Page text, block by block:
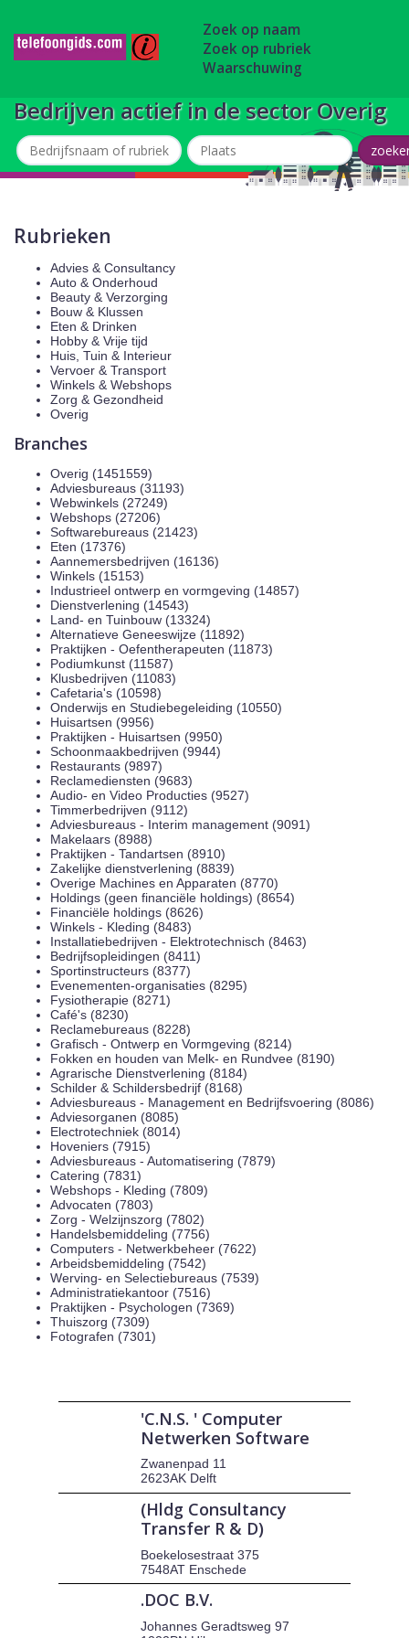
Zoek op naam
Zoek op rubriek
Waarschuwing
Bedrijven actief in de sector Overig
Rubrieken
Advies & Consultancy
Auto & Onderhoud
Beauty & Verzorging
Bouw & Klussen
Eten & Drinken
Hobby & Vrije tijd
Huis, Tuin & Interieur
Vervoer & Transport
Winkels & Webshops
Zorg & Gezondheid
Overig
Branches
Overig (1451559)
Adviesbureaus (31193)
Webwinkels (27249)
Webshops (27206)
Softwarebureaus (21423)
Eten (17376)
Aannemersbedrijven (16136)
Winkels (15153)
Industrieel ontwerp en vormgeving (14857)
Dienstverlening (14543)
Land- en Tuinbouw (13324)
Alternatieve Geneeswijze (11892)
Praktijken - Oefentherapeuten (11873)
Podiumkunst (11587)
Klusbedrijven (11083)
Cafetaria's (10598)
Onderwijs en Studiebegeleiding (10550)
Huisartsen (9956)
Praktijken - Huisartsen (9950)
Schoonmaakbedrijven (9944)
Restaurants (9897)
Reclamediensten (9683)
Audio- en Video Producties (9527)
Timmerbedrijven (9112)
Adviesbureaus - Interim management (9091)
Makelaars (8988)
Praktijken - Tandartsen (8910)
Zakelijke dienstverlening (8839)
Overige Machines en Apparaten (8770)
Holdings (geen financiële holdings) (8654)
Financiële holdings (8626)
Winkels - Kleding (8483)
Installatiebedrijven - Elektrotechnisch (8463)
Bedrijfsopleidingen (8411)
Sportinstructeurs (8377)
Evenementen-organisaties (8295)
Fysiotherapie (8271)
Café's (8230)
Reclamebureaus (8228)
Grafisch - Ontwerp en Vormgeving (8214)
Fokken en houden van Melk- en Rundvee (8190)
Agrarische Dienstverlening (8184)
Schilder & Schildersbedrijf (8168)
Adviesbureaus - Management en Bedrijfsvoering (8086)
Adviesorganen (8085)
Electrotechniek (8014)
Hoveniers (7915)
Adviesbureaus - Automatisering (7879)
Catering (7831)
Webshops - Kleding (7809)
Advocaten (7803)
Zorg - Welzijnszorg (7802)
Handelsbemiddeling (7756)
Computers - Netwerkbeheer (7622)
Arbeidsbemiddeling (7542)
Werving- en Selectiebureaus (7539)
Administratiekantoor (7516)
Praktijken - Psychologen (7369)
Thuiszorg (7309)
Fotografen (7301)
'C.N.S. ' Computer
Netwerken Software
Zwanenpad 11
2623AK Delft
(Hldg Consultancy
Transfer R & D)
Boekelosestraat 375
7548AT Enschede
.DOC B.V.
Johannes Geradtsweg 97